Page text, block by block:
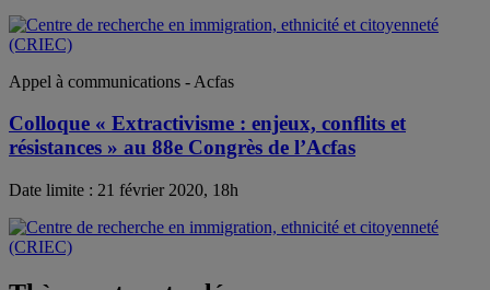
Appel à communications - Acfas
Colloque « Extractivisme : enjeux, conflits et
résistances » au 88e Congrès de l’Acfas
Date limite : 21 février 2020, 18h